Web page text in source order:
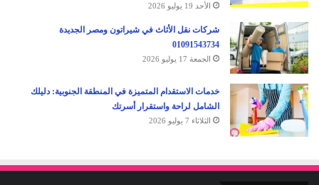
الأحد 19 يوليو 2026
شركات نقل الأثاث في شيراتون ومصر الجديدة
01091543734
الجمعة 17 يوليو 2026
خدمات الاستقدام المتميزة في المنطقة الجنوبية: دليلك
الشامل لراحة واستقرار أسرتك
الثلاثاء 7 يوليو 2026